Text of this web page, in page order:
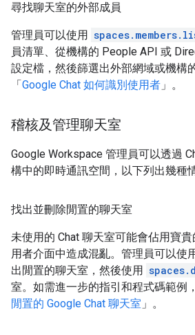
尋找聊天室的外部成員
管理員可以使用
員清單、從機構的 People API 或
設定檔，然後篩選出外部網域或機構
「Google Chat 如何識別使用者 」。
稽核及管理聊天室
Google Workspace 管理員可以透過
構中的即時通訊空間，以下列出幾種
找出並刪除閒置的聊天室
未使用的 Chat 聊天室可能會佔用寶
用者介面中造成混亂。管理員可以使
出閒置的聊天室，然後使用
室。如需進一步的指引和程式碼範例
閒置的 Google Chat 聊天室 」。